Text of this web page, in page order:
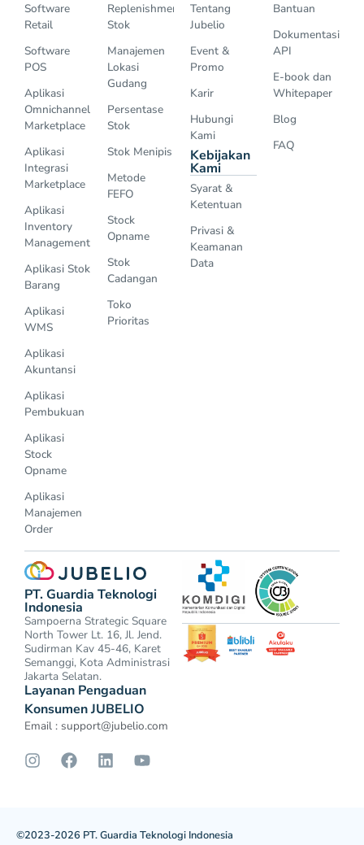
Software
Retail
Software
POS
Aplikasi
Omnichannel
Marketplace
Aplikasi
Integrasi
Marketplace
Aplikasi
Inventory
Management
Aplikasi Stok
Barang
Aplikasi
WMS
Aplikasi
Akuntansi
Aplikasi
Pembukuan
Aplikasi
Stock
Opname
Aplikasi
Manajemen
Order
Replenishment
Stok
Manajemen
Lokasi
Gudang
Persentase
Stok
Stok Menipis
Metode
FEFO
Stock
Opname
Stok
Cadangan
Toko
Prioritas
Tentang
Jubelio
Event &
Promo
Karir
Hubungi
Kami
Kebijakan
Kami
Syarat &
Ketentuan
Privasi &
Keamanan
Data
Bantuan
Dokumentasi
API
E-book dan
Whitepaper
Blog
FAQ
PT. Guardia Teknologi
Indonesia
Sampoerna Strategic Square
North Tower Lt. 16, Jl. Jend.
Sudirman Kav 45-46, Karet
Semanggi, Kota Administrasi
Jakarta Selatan.
Layanan Pengaduan
Konsumen JUBELIO
Email : support@jubelio.com
©2023-2026 PT. Guardia Teknologi Indonesia